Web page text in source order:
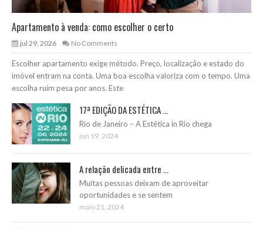
Apartamento à venda: como escolher o certo
jul 29, 2026 No Comments
Escolher apartamento exige método. Preço, localização e estado do
imóvel entram na conta. Uma boa escolha valoriza com o tempo. Uma
escolha ruim pesa por anos. Este
17ª EDIÇÃO DA ESTÉTICA ...
Rio de Janeiro – A Estética in Rio chega
jun 19, 2024
A relação delicada entre ...
Muitas pessoas deixam de aproveitar
oportunidades e se sentem
maio 21, 2024